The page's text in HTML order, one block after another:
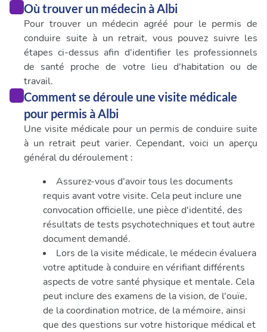
Où trouver un médecin à Albi
Pour trouver un médecin agréé pour le permis de
conduire suite à un retrait, vous pouvez suivre les
étapes ci-dessus afin d'identifier les professionnels
de santé proche de votre lieu d'habitation ou de
travail.
Comment se déroule une visite médicale
pour permis à Albi
Une visite médicale pour un permis de conduire suite
à un retrait peut varier. Cependant, voici un aperçu
général du déroulement :
Assurez-vous d'avoir tous les documents
requis avant votre visite. Cela peut inclure une
convocation officielle, une pièce d'identité, des
résultats de tests psychotechniques et tout autre
document demandé.
Lors de la visite médicale, le médecin évaluera
votre aptitude à conduire en vérifiant différents
aspects de votre santé physique et mentale. Cela
peut inclure des examens de la vision, de l'ouïe,
de la coordination motrice, de la mémoire, ainsi
que des questions sur votre historique médical et